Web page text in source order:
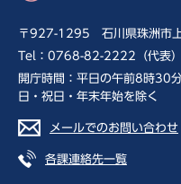
〒927-1295 石川県珠洲市
Tel：0768-82-2222（代表
開庁時間：平日の午前8時30
日・祝日・年末年始を除く
メールでのお問い合わせ
各課連絡先一覧